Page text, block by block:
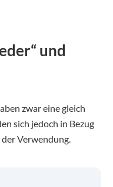
und
zwar eine gleich
sich jedoch in Bezug
Verwendung.